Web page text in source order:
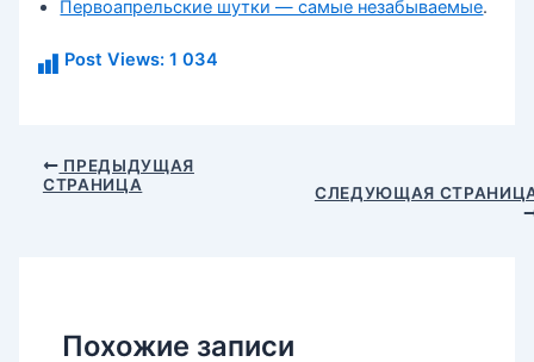
Первоапрельские шутки — самые незабываемые.
Post Views: 1 034
Навигация
ПРЕДЫДУЩАЯ
СТРАНИЦА
СЛЕДУЮЩАЯ
Похожие записи